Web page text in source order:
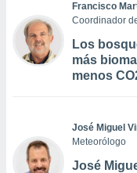
Francisco
Coordinador
Los
más
menos
José Miguel
Meteorólogo
José